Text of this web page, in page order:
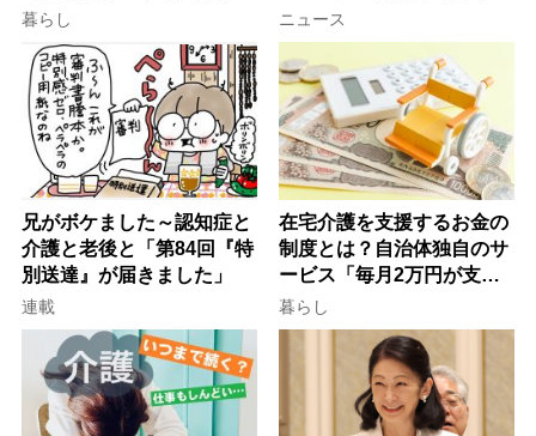
行語大賞にノミネート、法
律にも明記されたが果たし
て現在は？
暮らし
ぐ「揺れる一粒」の使い分
け方
ニュース
兄がボケました～認知症と
介護と老後と「第84回『特
別送達』が届きました」
連載
在宅介護を支援するお金の
制度とは？自治体独自のサ
ービス「毎月2万円が支給
される」ケースも【FP解
説】
暮らし